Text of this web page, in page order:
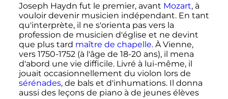
Joseph Haydn fut le premier, avant Mozart, à
vouloir devenir musicien indépendant. En tant
qu'interprète, il ne s'orienta pas vers la
profession de musicien d'église et ne devint
que plus tard maître de chapelle. À Vienne,
vers 1750-1752 (à l'âge de 18-20 ans), il mena
d'abord une vie difficile. Livré à lui-même, il
jouait occasionnellement du violon lors de
sérénades, de bals et d'inhumations. Il donna
aussi des leçons de piano à de jeunes élèves